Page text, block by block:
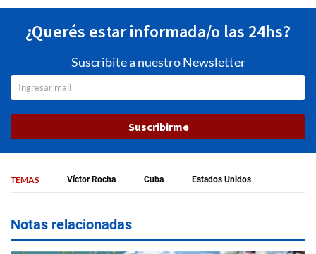
¿Querés estar informada/o las 24hs?
Suscribite a nuestro Newsletter
Suscribirme
TEMAS Víctor Rocha Cuba Estados Unidos
Notas relacionadas